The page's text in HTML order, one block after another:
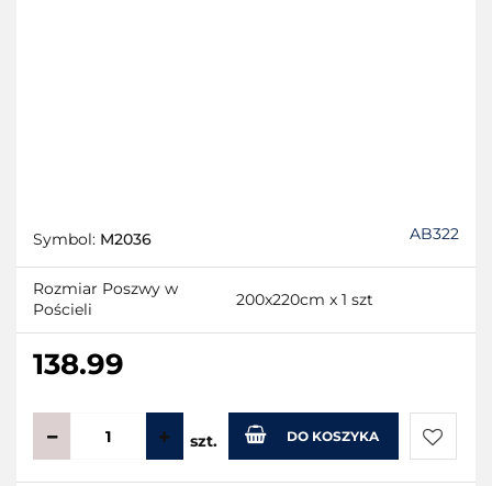
Symbol: M2036 AB322
Rozmiar Poszwy w
Pościeli
200x220cm x 1 szt
138.99
szt. DO KOSZYKA